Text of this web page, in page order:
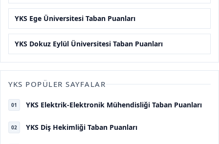
YKS Ege Üniversitesi Taban Puanları
YKS Dokuz Eylül Üniversitesi Taban Puanları
YKS POPÜLER SAYFALAR
01 YKS Elektrik-Elektronik Mühendisliği Taban Puanları
02 YKS Diş Hekimliği Taban Puanları